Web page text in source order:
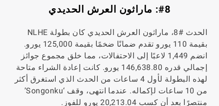
#8: ماراثون العرش الحديدي
الحدث #8، ماراثون العرش الحديدي كان بطولة NLHE
بقيمة 110 يورو تقدم ضمانًا ضخمًا بقيمة 125,000 يورو.
انضم 1,449 لاعبًا إلى الاحتفالات، مما خلق مجموع جوائز
إجمالي قدره 146,638.80 يورو. كانت إعادة الشراء متاحة
لهذه البطولة لأول 4 ساعات من الحدث الذي استغرق أكثر
من 10 ساعات لإكماله. عندما انتهى، وقف ‘Songonku’
منتصرًا بعد أن كسب 20,213.04 يورو للفوز.